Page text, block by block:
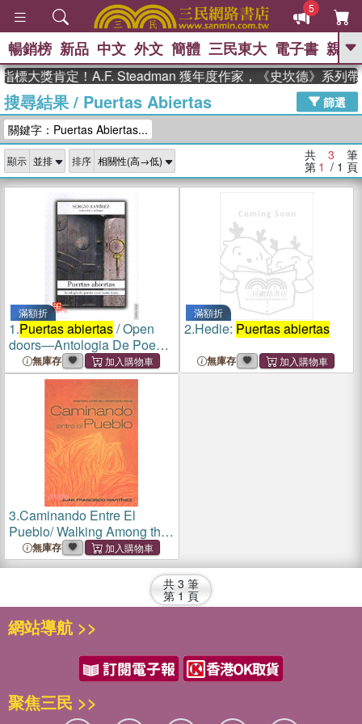
5
GO
熱搜： 東野圭吾 高希均教授回憶錄
、 The Odyssey 、 父親節 、 如果歷
獎 臺灣漫遊錄 、 方念華 、 台灣的李
登輝時代
數學女孩：黎曼猜想 、
偉大的迷走神經
暢銷榜 新品 中文 外文 簡體 三民東大 電子書 親子
標大獎肯定！A.F. Steadman 獲年度作家，《史坎德》系列帶
搜尋結果/ Puertas Abiertas
篩選
關鍵字：Puertas Abiertas...
顯示 排序 共 3 筆
第 1 / 1 頁
滿額折
1.Puertas abiertas/ Open
doors—Antologia De Poesia
Centroamericana / Central
America's Anthology
無庫存
滿額折
2.Hedie: Puertas abiertas
無庫存
3.Caminando Entre El
Pueblo/ Walking Among the
People ― Ministerio Latino
En Los Estados Unidos/
Latino Ministry in the United
無庫存
共 3 筆
第 1 頁
網站導航 >>
聚焦三民 >>